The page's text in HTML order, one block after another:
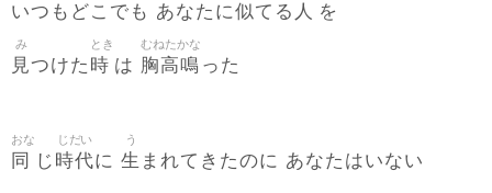
いつもどこでも あなたに似てる 人 を
見
み
つけた 時
とき
は 胸高鳴
むねたかな
った
同
おな
じ 時代
じだい
に 生
う
まれてきたのに あなたはいない